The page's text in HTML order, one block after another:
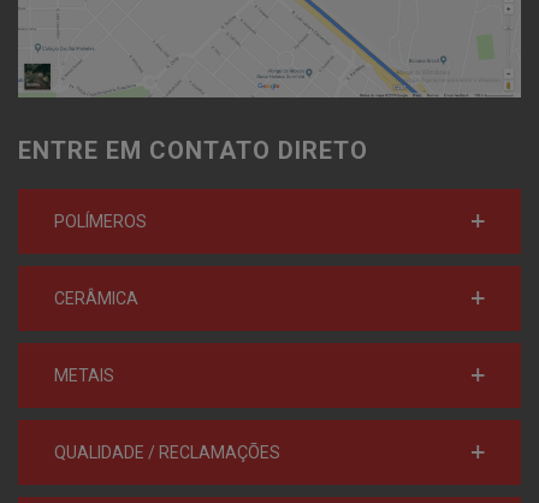
ENTRE EM CONTATO DIRETO
POLÍMEROS
CERÂMICA
METAIS
QUALIDADE / RECLAMAÇÕES